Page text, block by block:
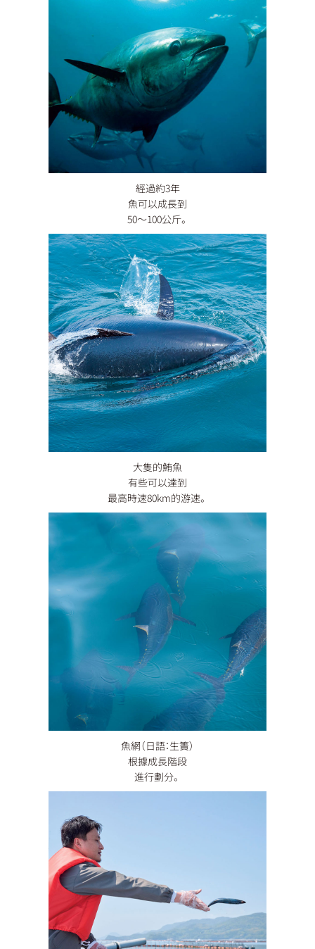
經過約3年
魚可以成長到
50〜100公斤。
大隻的鮪魚
有些可以達到
最高時速80km的游速。
魚網（日語：生簀）
根據成長階段
進行劃分。